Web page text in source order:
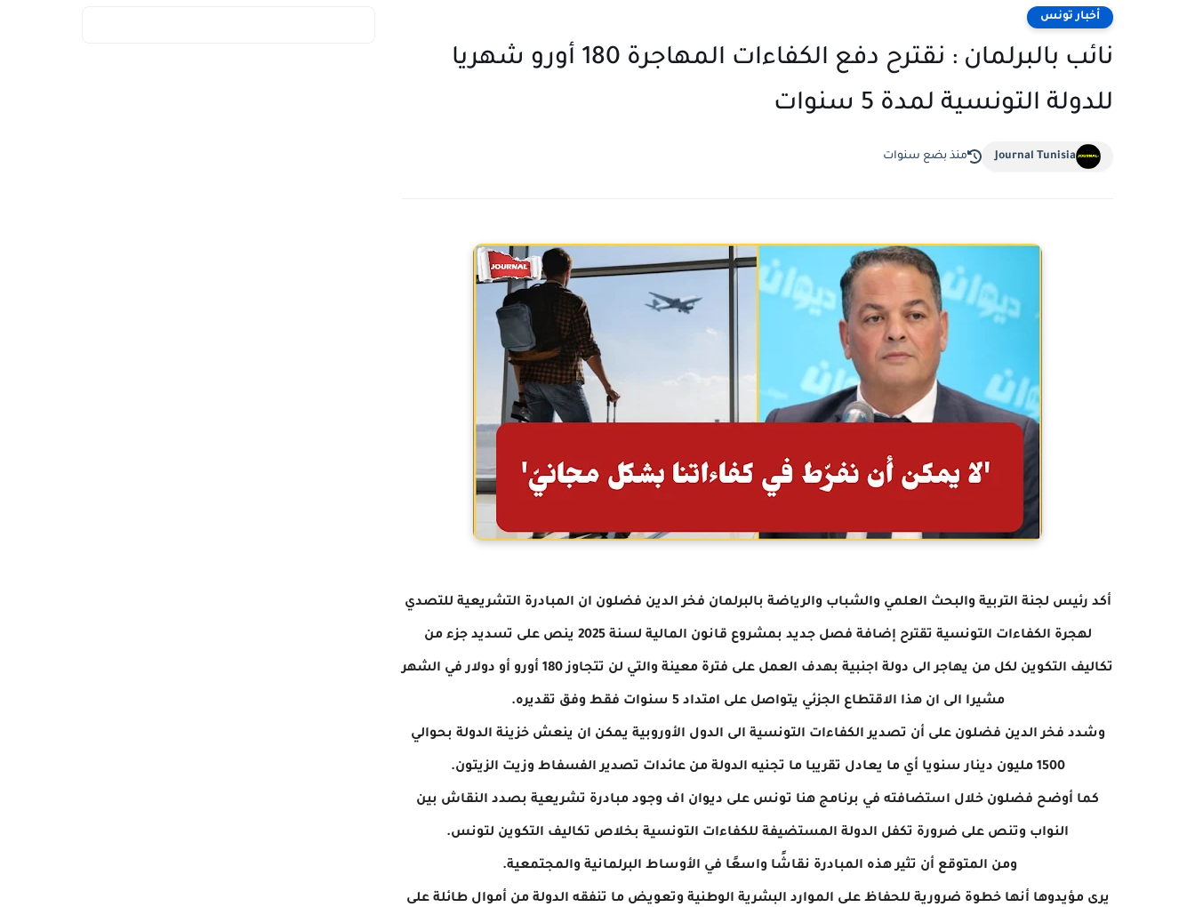
أخبار تونس
نائب بالبرلمان : نقترح دفع الكفاءات المهاجرة 180 أورو شهريا
للدولة التونسية لمدة 5 سنوات ‎
Journal Tunisia منذ بضع سنوات
أكد رئيس لجنة التربية والبحث العلمي والشباب والرياضة بالبرلمان فخر الدين فضلون ان المبادرة التشريعية للتصدي
لهجرة الكفاءات التونسية تقترح إضافة فصل جديد بمشروع قانون المالية لسنة 2025 ينص على تسديد جزء من
تكاليف التكوين لكل من يهاجر الى دولة اجنبية بهدف العمل على فترة معينة والتي لن تتجاوز 180 أورو أو دولار في الشهر
مشيرا الى ان هذا الاقتطاع الجزئي يتواصل على امتداد 5 سنوات فقط وفق تقديره.
وشدد فخر الدين فضلون على أن تصدير الكفاءات التونسية الى الدول الأوروبية يمكن ان ينعش خزينة الدولة بحوالي
1500 مليون دينار سنويا أي ما يعادل تقريبا ما تجنيه الدولة من عائدات تصدير الفسفاط وزيت الزيتون.
كما أوضح فضلون خلال استضافته في برنامج هنا تونس على ديوان اف وجود مبادرة تشريعية بصدد النقاش بين
النواب وتنص على ضرورة تكفل الدولة المستضيفة للكفاءات التونسية بخلاص تكاليف التكوين لتونس.
ومن المتوقع أن تثير هذه المبادرة نقاشًا واسعًا في الأوساط البرلمانية والمجتمعية.
يرى مؤيدوها أنها خطوة ضرورية للحفاظ على الموارد البشرية الوطنية وتعويض ما تنفقه الدولة من أموال طائلة على